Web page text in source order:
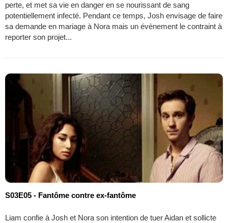
perte, et met sa vie en danger en se nourissant de sang
potentiellement infecté. Pendant ce temps, Josh envisage de faire
sa demande en mariage à Nora mais un évènement le contraint à
reporter son projet...
S03E05 - Fantôme contre ex-fantôme
Liam confie à Josh et Nora son intention de tuer Aidan et sollicte